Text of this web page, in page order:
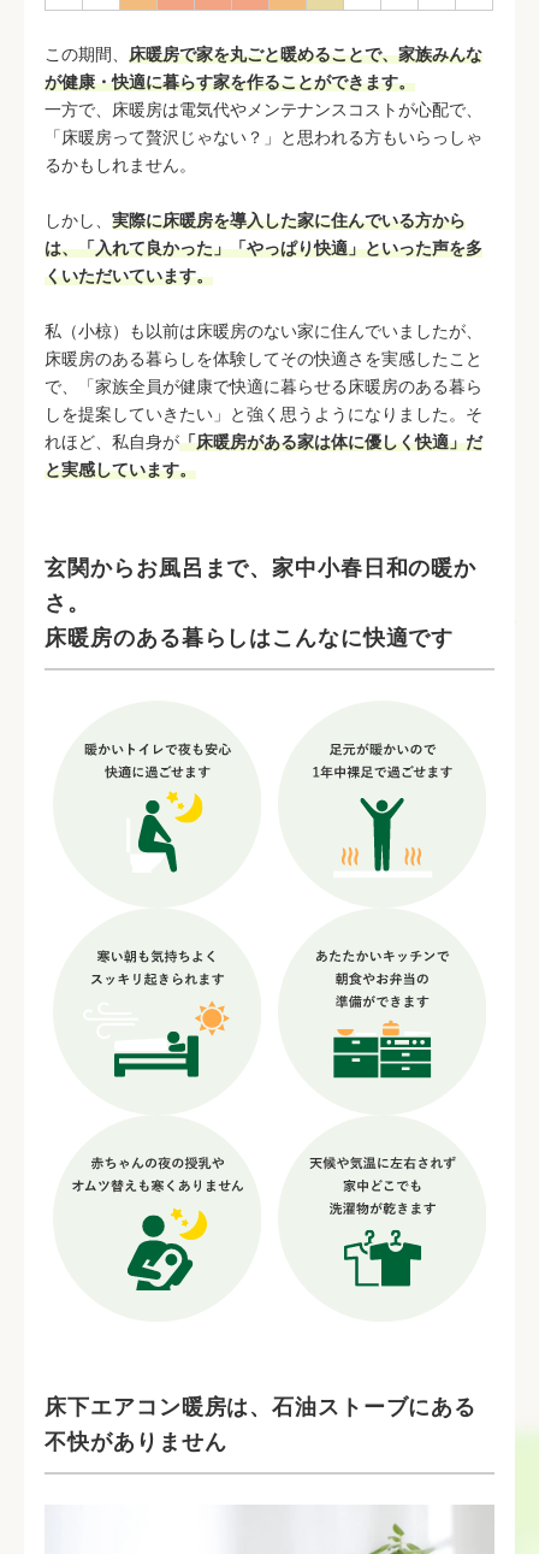
この期間、床暖房で家を丸ごと暖めることで、家族みんな
が健康・快適に暮らす家を作ることができます。
一方で、床暖房は電気代やメンテナンスコストが心配で、
「床暖房って贅沢じゃない？」と思われる方もいらっしゃ
るかもしれません。
しかし、実際に床暖房を導入した家に住んでいる方から
は、「入れて良かった」「やっぱり快適」といった声を多
くいただいています。
私（小椋）も以前は床暖房のない家に住んでいましたが、
床暖房のある暮らしを体験してその快適さを実感したこと
で、「家族全員が健康で快適に暮らせる床暖房のある暮ら
しを提案していきたい」と強く思うようになりました。そ
れほど、私自身が「床暖房がある家は体に優しく快適」だ
と実感しています。
玄関からお風呂まで、家中小春日和の暖か
さ。
床暖房のある暮らしはこんなに快適です
床下エアコン暖房は、石油ストーブにある
不快がありません